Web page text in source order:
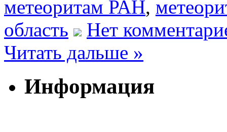
метеоритам РАН,
область
Нет
Читать дальше »
Информация